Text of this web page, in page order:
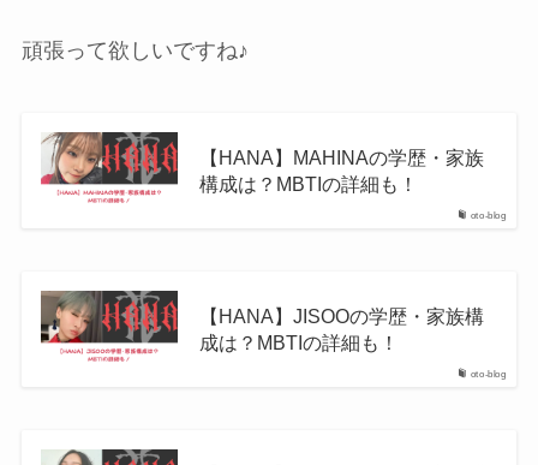
頑張って欲しいですね♪
oto-blog
【HANA】MAHINAの学歴・家族
構成は？MBTIの詳細も！
oto-blog
【HANA】JISOOの学歴・家族構
成は？MBTIの詳細も！